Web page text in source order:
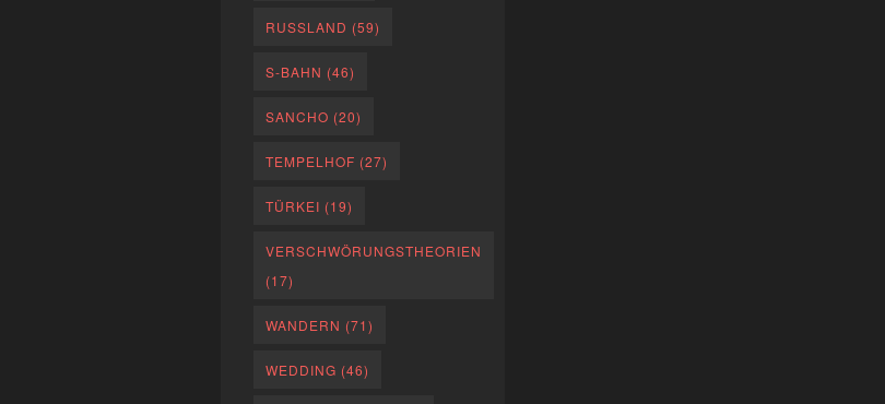
RUSSLAND (59)
S-BAHN (46)
SANCHO (20)
TEMPELHOF (27)
TÜRKEI (19)
VERSCHWÖRUNGSTHEORIEN
(17)
WANDERN (71)
WEDDING (46)